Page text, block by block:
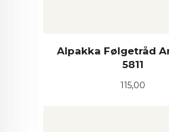
Alpakka Følgetråd
5811
Pris
115,00